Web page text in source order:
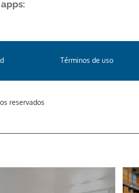
Términos de uso
reservados